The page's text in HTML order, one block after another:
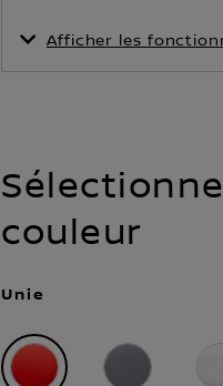
Afficher les
Boîte
automatique
couleur
Unie